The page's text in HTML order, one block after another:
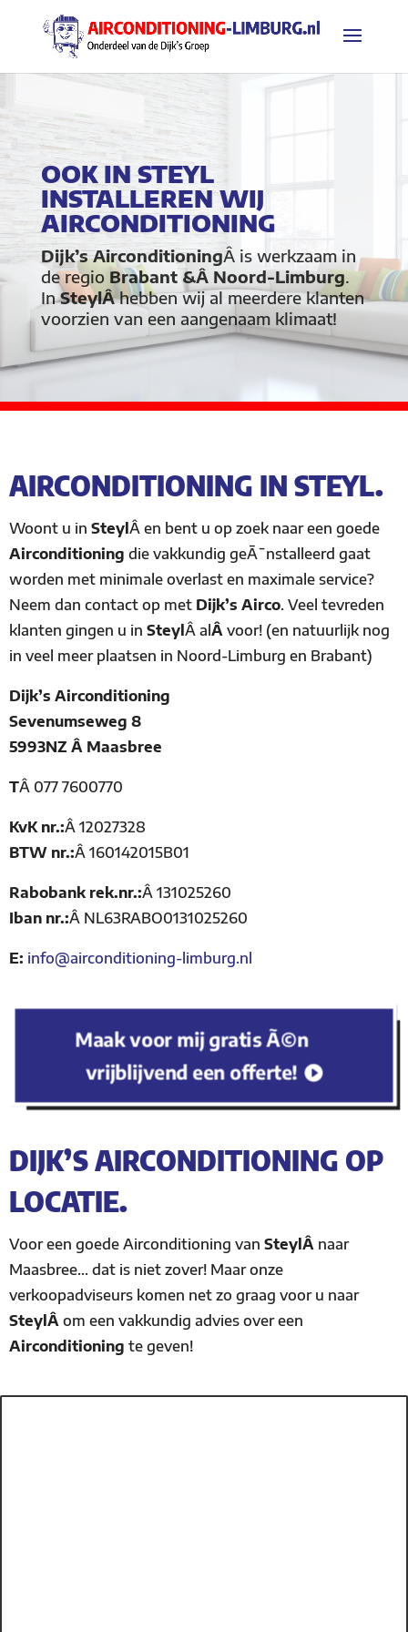
OOK IN STEYL
INSTALLEREN WIJ
AIRCONDITIONING
Dijk’s AirconditioningÂ is werkzaam in
de regio Brabant &Â Noord-Limburg.
InSteylÂhebben wij al meerdere klanten
voorzien van een aangenaam klimaat!
AIRCONDITIONING IN STEYL.
Woont u in Steyl Â en bent u op zoek naar een goede
Airconditioning die vakkundig geÃ¯nstalleerd gaat
worden met minimale overlast en maximale service?
Neem dan contact op met Dijk’s Airco. Veel tevreden
klanten gingen u in Steyl Â al Â voor! (en natuurlijk nog
in veel meer plaatsen in Noord-Limburg en Brabant)
Dijk’s Airconditioning
Sevenumseweg 8
5993NZ Â Maasbree
TÂ 077 7600770
KvK nr.:Â 12027328
BTW nr.:Â 160142015B01
Rabobank rek.nr.:Â 131025260
Iban nr.:Â NL63RABO0131025260
E: info@airconditioning-limburg.nl
Maak voor mij gratis Ã©n
vrijblijvend een offerte!
DIJK’S AIRCONDITIONING OP
LOCATIE.
Voor een goede Airconditioning van SteylÂ naar
Maasbree… dat is niet zover! Maar onze
verkoopadviseurs komen net zo graag voor u naar
SteylÂ om een vakkundig advies over een
Airconditioning te geven!